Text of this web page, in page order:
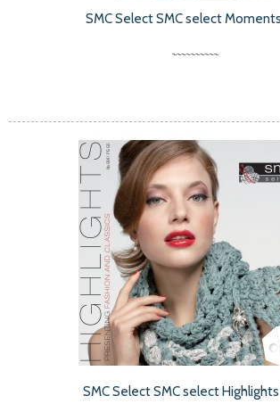
SMC Select SMC select
SMC Select SMC select